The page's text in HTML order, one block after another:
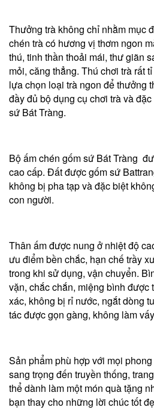
Thưởng trà không chỉ nhằm mục
chén trà có hương vị thơm ngon
thú, tinh thần thoải mái, thư giãn
mỏi, căng thẳng. Thú chơi trà rất
lựa chọn loại trà ngon để thưởng
đầy đủ bộ dụng cụ chơi trà và
sứ Bát Tràng.
Bộ ấm chén gốm sứ Bát Tràng
cao cấp. Đất được gốm sứ
không bị pha tạp và đặc biệt
con người.
Thân ấm được nung ở nhiệt độ
ưu điểm bền chắc, hạn chế trầy
trong khi sử dụng, vận chuyển.
vặn, chắc chắn, miệng bình được
xác, không bị rỉ nước, ngắt dòng
tác được gọn gàng, không làm
Sản phẩm phù hợp với mọi
sang trọng đến truyền thống,
thể dành làm một món quà tặng
bạn thay cho những lời chúc tốt